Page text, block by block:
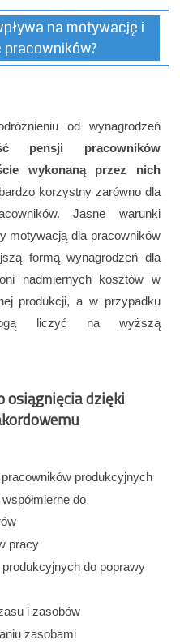
na motywację i
od wynagrodzeń
pensji pracowników
wykonaną przez nich
korzystny zarówno dla
Jasne warunki
motywacją dla pracowników
formą wynagrodzeń dla
nadmiernych kosztów w
produkcji, a w przypadku
liczyć na wyższą
osiągnięcia dzięki
produkcyjnych
do
pracy
do poprawy
i zasobów
zasobami